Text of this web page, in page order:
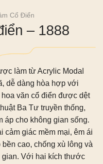
Cổ Điển
– 1888
làm từ Acrylic Modal
dễ dàng hòa hợp với
văn cổ điển được dệt
Ba Tư truyền thống,
áp cho không gian sống.
cảm giác mềm mại, êm ái
cao, chống xù lông và
Với hai kích thước